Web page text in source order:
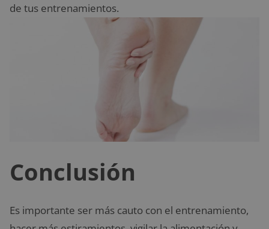
de tus entrenamientos.
Conclusión
Es importante ser más cauto con el entrenamiento,